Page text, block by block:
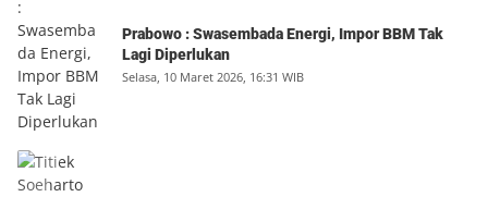
Prabowo : Swasembada Energi, Impor BBM Tak
Lagi Diperlukan
Selasa, 10 Maret 2026, 16:31 WIB